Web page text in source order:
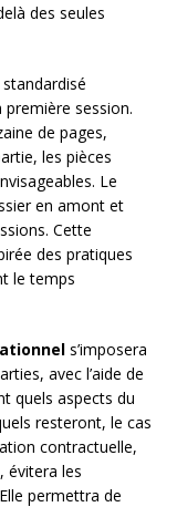
des seules
standardisé
session.
de pages,
les pièces
Le
en amont et
Cette
des pratiques
le temps
s’imposera
avec l’aide de
quels aspects du
resteront, le cas
contractuelle,
évitera les
permettra de